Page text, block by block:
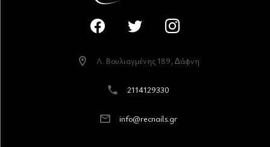
Λ. Βουλιαγµένης 189, ∆άφνη
2114129330
info@recnails.gr